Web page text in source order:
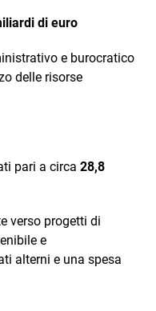
di euro
e burocratico
delle risorse
pari a circa 28,8
verso progetti di
e
alterni e una spesa